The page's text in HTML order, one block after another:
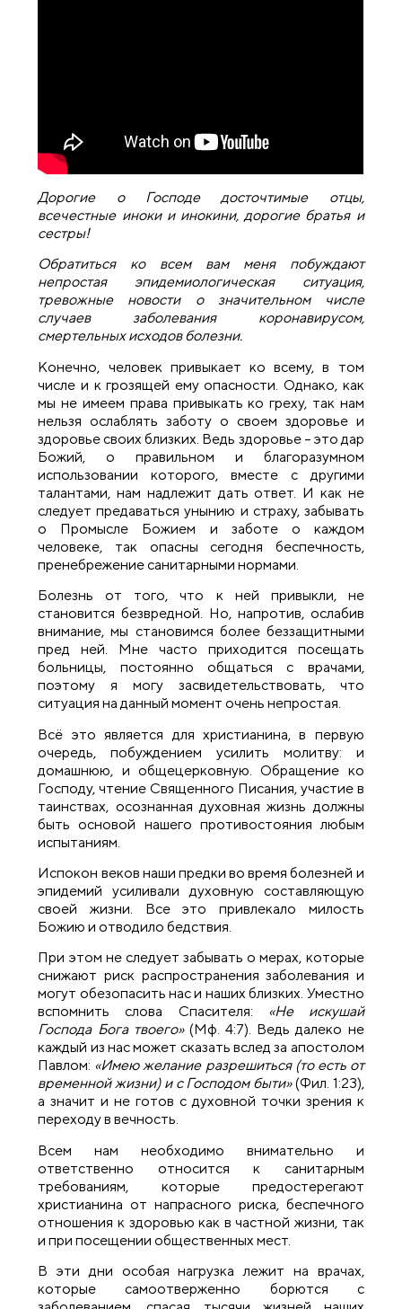
Дорогие о Господе досточтимые отцы,
всечестные иноки и инокини, дорогие братья и
сестры!
Обратиться ко всем вам меня побуждают
непростая эпидемиологическая ситуация,
тревожные новости о значительном числе
случаев заболевания коронавирусом,
смертельных исходов болезни.
Конечно, человек привыкает ко всему, в том
числе и к грозящей ему опасности. Однако, как
мы не имеем права привыкать ко греху, так нам
нельзя ослаблять заботу о своем здоровье и
здоровье своих близких. Ведь здоровье – это дар
Божий, о правильном и благоразумном
использовании которого, вместе с другими
талантами, нам надлежит дать ответ. И как не
следует предаваться унынию и страху, забывать
о Промысле Божием и заботе о каждом
человеке, так опасны сегодня беспечность,
пренебрежение санитарными нормами.
Болезнь от того, что к ней привыкли, не
становится безвредной. Но, напротив, ослабив
внимание, мы становимся более беззащитными
пред ней. Мне часто приходится посещать
больницы, постоянно общаться с врачами,
поэтому я могу засвидетельствовать, что
ситуация на данный момент очень непростая.
Всё это является для христианина, в первую
очередь, побуждением усилить молитву: и
домашнюю, и общецерковную. Обращение ко
Господу, чтение Священного Писания, участие в
таинствах, осознанная духовная жизнь должны
быть основой нашего противостояния любым
испытаниям.
Испокон веков наши предки во время болезней и
эпидемий усиливали духовную составляющую
своей жизни. Все это привлекало милость
Божию и отводило бедствия.
При этом не следует забывать о мерах, которые
снижают риск распространения заболевания и
могут обезопасить нас и наших близких. Уместно
вспомнить слова Спасителя: «Не искушай
Господа Бога твоего»(Мф. 4:7). Ведь далеко не
каждый из нас может сказать вслед за апостолом
Павлом: «Имею желание разрешиться (то есть от
временной жизни) и с Господом быти»(Фил. 1:23),
а значит и не готов с духовной точки зрения к
переходу в вечность.
Всем нам необходимо внимательно и
ответственно относится к санитарным
требованиям, которые предостерегают
христианина от напрасного риска, беспечного
отношения к здоровью как в частной жизни, так
и при посещении общественных мест.
В эти дни особая нагрузка лежит на врачах,
которые самоотверженно борются с